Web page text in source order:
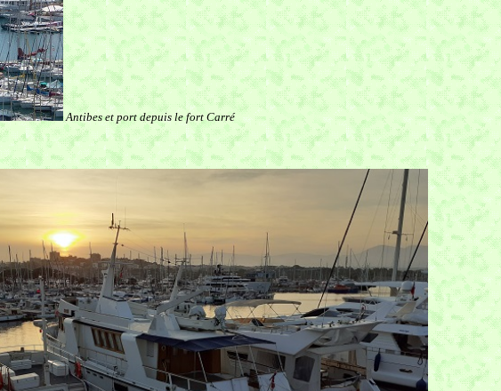
Antibes et port depuis le fort Carré